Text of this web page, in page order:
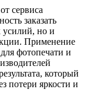
сервиса
заказать
но и
Применение
фотопечати и
который
потери яркости и